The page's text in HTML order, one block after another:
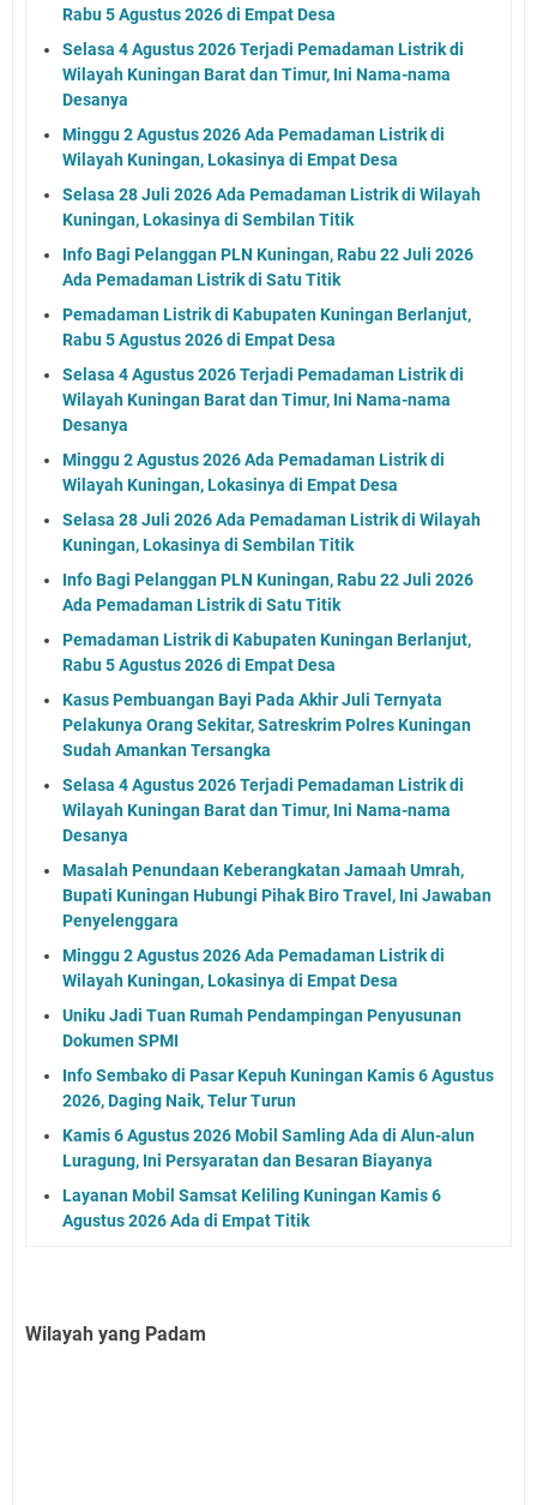
Rabu 5 Agustus 2026 di Empat Desa
Selasa 4 Agustus 2026 Terjadi Pemadaman Listrik di
Wilayah Kuningan Barat dan Timur, Ini Nama-nama
Desanya
Minggu 2 Agustus 2026 Ada Pemadaman Listrik di
Wilayah Kuningan, Lokasinya di Empat Desa
Selasa 28 Juli 2026 Ada Pemadaman Listrik di Wilayah
Kuningan, Lokasinya di Sembilan Titik
Info Bagi Pelanggan PLN Kuningan, Rabu 22 Juli 2026
Ada Pemadaman Listrik di Satu Titik
Pemadaman Listrik di Kabupaten Kuningan Berlanjut,
Rabu 5 Agustus 2026 di Empat Desa
Selasa 4 Agustus 2026 Terjadi Pemadaman Listrik di
Wilayah Kuningan Barat dan Timur, Ini Nama-nama
Desanya
Minggu 2 Agustus 2026 Ada Pemadaman Listrik di
Wilayah Kuningan, Lokasinya di Empat Desa
Selasa 28 Juli 2026 Ada Pemadaman Listrik di Wilayah
Kuningan, Lokasinya di Sembilan Titik
Info Bagi Pelanggan PLN Kuningan, Rabu 22 Juli 2026
Ada Pemadaman Listrik di Satu Titik
Pemadaman Listrik di Kabupaten Kuningan Berlanjut,
Rabu 5 Agustus 2026 di Empat Desa
Kasus Pembuangan Bayi Pada Akhir Juli Ternyata
Pelakunya Orang Sekitar, Satreskrim Polres Kuningan
Sudah Amankan Tersangka
Selasa 4 Agustus 2026 Terjadi Pemadaman Listrik di
Wilayah Kuningan Barat dan Timur, Ini Nama-nama
Desanya
Masalah Penundaan Keberangkatan Jamaah Umrah,
Bupati Kuningan Hubungi Pihak Biro Travel, Ini Jawaban
Penyelenggara
Minggu 2 Agustus 2026 Ada Pemadaman Listrik di
Wilayah Kuningan, Lokasinya di Empat Desa
Uniku Jadi Tuan Rumah Pendampingan Penyusunan
Dokumen SPMI
Info Sembako di Pasar Kepuh Kuningan Kamis 6 Agustus
2026, Daging Naik, Telur Turun
Kamis 6 Agustus 2026 Mobil Samling Ada di Alun-alun
Luragung, Ini Persyaratan dan Besaran Biayanya
Layanan Mobil Samsat Keliling Kuningan Kamis 6
Agustus 2026 Ada di Empat Titik
Wilayah yang Padam